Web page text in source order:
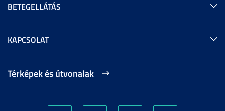
BETEGELLÁTÁS
KAPCSOLAT
Térképek és útvonalak